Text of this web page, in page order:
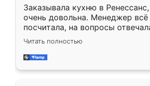
Заказывала кухню в
очень довольна. Менеджер
посчитала, на вопросы
Замерщик приехал в субботу,
делу со всей
за день, ребята работали
Читать полностью